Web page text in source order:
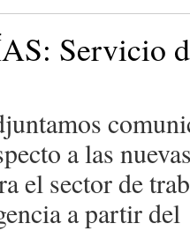
Servicio
a las
el sector de
a partir